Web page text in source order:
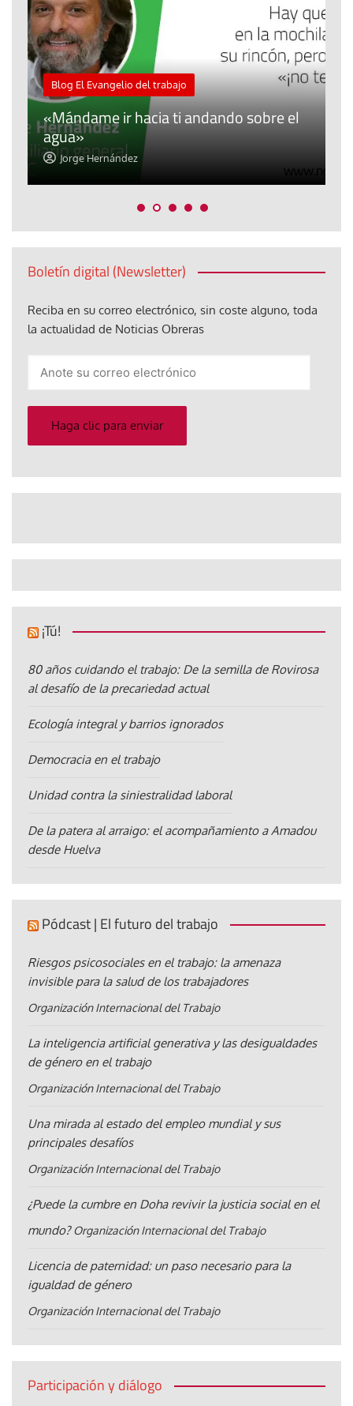
Blog El Evangelio del trabajo
«Mándame ir hacia ti andando sobre el
agua»
Jorge Hernández
Boletín digital (Newsletter)
Reciba en su correo electrónico, sin coste alguno, toda
la actualidad de Noticias Obreras
electrónico
Haga clic para enviar
¡Tú!
80 años cuidando el trabajo: De la semilla de Rovirosa
al desafío de la precariedad actual
Ecología integral y barrios ignorados
Democracia en el trabajo
Unidad contra la siniestralidad laboral
De la patera al arraigo: el acompañamiento a Amadou
desde Huelva
Pódcast | El futuro del trabajo
Riesgos psicosociales en el trabajo: la amenaza
invisible para la salud de los trabajadores
Organización Internacional del Trabajo
La inteligencia artificial generativa y las desigualdades
de género en el trabajo
Organización Internacional del Trabajo
Una mirada al estado del empleo mundial y sus
principales desafíos
Organización Internacional del Trabajo
¿Puede la cumbre en Doha revivir la justicia social en el
mundo? Organización Internacional del Trabajo
Licencia de paternidad: un paso necesario para la
igualdad de género
Organización Internacional del Trabajo
Participación y diálogo